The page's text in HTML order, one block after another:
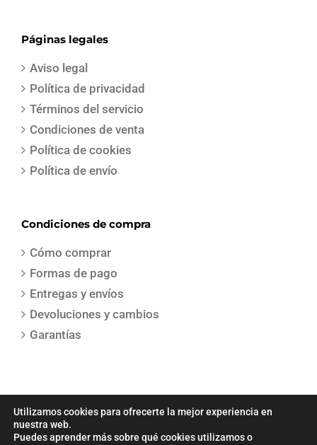
Páginas legales
Aviso legal
Política de privacidad
Términos del servicio
Condiciones de venta
Política de cookies
Política de envío
Condiciones de compra
Cómo comprar
Formas de pago
Entregas y envíos
Devoluciones y cambios
Garantías
COPYRIGHT 2021 | Todos los derechos reservados | Creado por
Utilizamos cookies para ofrecerte la mejor experiencia en
nuestra web.
Puedes aprender más sobre qué cookies utilizamos o